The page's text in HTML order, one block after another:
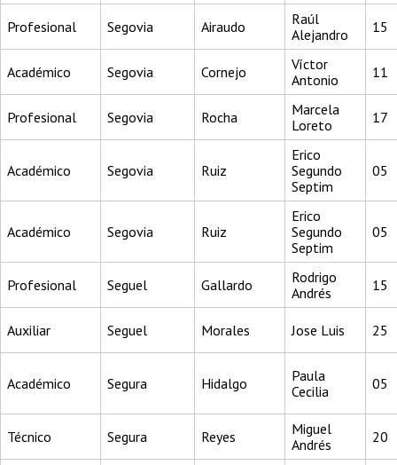
Profesional Segovia Airaudo
Raúl
Alejandro
15
Académico Segovia Cornejo
Víctor
Antonio
11
Profesional Segovia Rocha
Marcela
Loreto
17
Académico Segovia Ruiz
Erico
Segundo
Septim
05
Académico Segovia Ruiz
Erico
Segundo
Septim
05
Profesional Seguel Gallardo
Rodrigo
Andrés
15
Auxiliar Seguel Morales Jose Luis 25
Académico Segura Hidalgo
Paula
Cecilia
05
Técnico Segura Reyes
Miguel
Andrés
20